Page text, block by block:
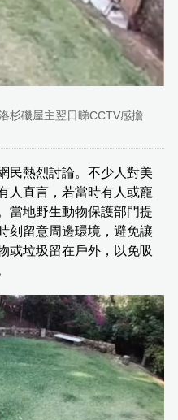
杉磯屋主翌日睇CCTV感擔
民熱烈討論。不少人對美
人直言，若當時有人或寵
當地野生動物保護部門提
刻留意周邊環境，避免讓
或垃圾留在戶外，以免吸